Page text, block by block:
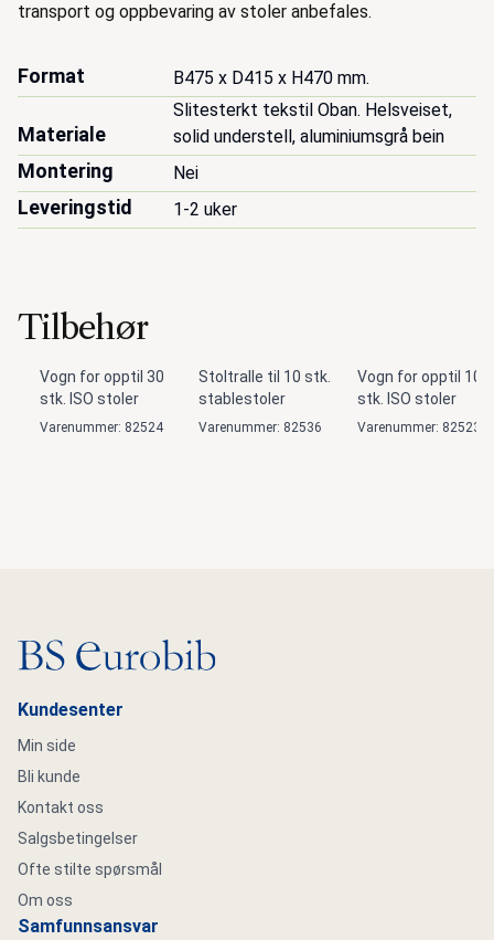
transport og oppbevaring av stoler anbefales.
Format B475 x D415 x H470 mm.
Materiale
Slitesterkt tekstil Oban. Helsveiset,
solid understell, aluminiumsgrå bein
Montering Nei
Leveringstid 1-2 uker
Tilbehør
Vogn for opptil 30
stk. ISO stoler
Varenummer: 82524
Stoltralle til 10 stk.
stablestoler
Varenummer: 82536
Vogn for opptil 10
stk. ISO stoler
Varenummer: 82523
Gå til hovedsiden
Kundesenter
Min side
Bli kunde
Kontakt oss
Salgsbetingelser
Ofte stilte spørsmål
Om oss
Samfunnsansvar